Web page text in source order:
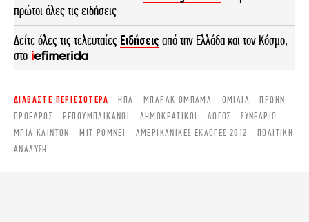
πρώτοι όλες τις ειδήσεις
Δείτε όλες τις τελευταίες Ειδήσεις από την Ελλάδα και τον Κόσμο,
στο
ΔΙΑΒΑΣΤΕ ΠΕΡΙΣΣΟΤΕΡΑ ΗΠΑ ΜΠΆΡΑΚ ΟΜΠΆΜΑ ΟΜΙΛΊΑ
ΠΡΏΗΝ
ΠΡΌΕΔΡΟΣ
ΡΕΠΟΥΜΠΛΙΚΆΝΟΙ ΔΗΜΟΚΡΑΤΙΚΟΊ ΛΌΓΟΣ
ΣΥΝΈΔΡΙΟ
ΜΠΙΛ ΚΛΊΝΤΟΝ
ΜΙΤ ΡΌΜΝΕΪ ΑΜΕΡΙΚΑΝΙΚΈΣ ΕΚΛΟΓΈΣ 2012
ΠΟΛΙΤΙΚΉ
ΑΝΆΛΥΣΗ